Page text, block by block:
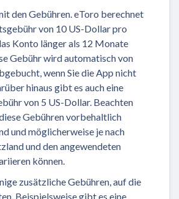
den Gebühren. eToro berechnet
von 10 US-Dollar pro
Konto länger als 12 Monate
Gebühr wird automatisch von
wenn Sie die App nicht
hinaus gibt es auch eine
von 5 US-Dollar. Beachten
Gebühren vorbehaltlich
und möglicherweise je nach
und den angewendeten
können.
zusätzliche Gebühren, auf die
Beispielsweise gibt es eine